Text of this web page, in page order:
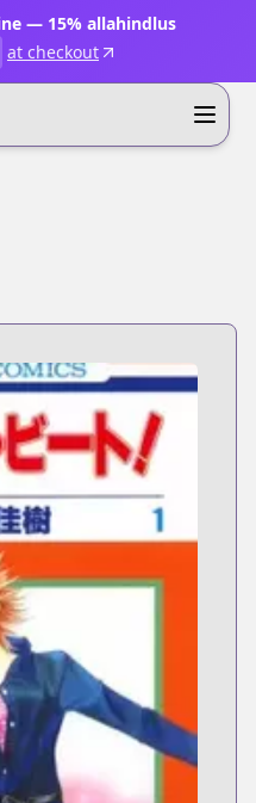
— 15% allahindlus
at checkout